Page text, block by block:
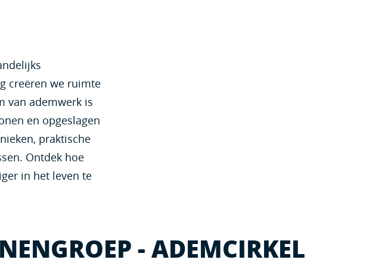
creëren we ruimte
van ademwerk is
en opgeslagen
praktische
Ontdek hoe
in het leven te
- ADEMCIRKEL